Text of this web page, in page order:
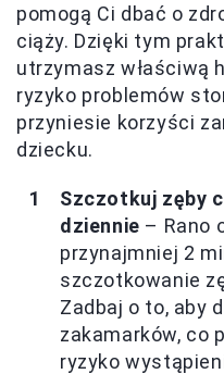
pomogą Ci dbać o
ciąży. Dzięki tym
utrzymasz właściwą
ryzyko problemów
przyniesie korzyści
dziecku.
Szczotkuj zęby
dziennie – Rano
przynajmniej 2
szczotkowanie
Zadbaj o to, aby
zakamarków, co
ryzyko